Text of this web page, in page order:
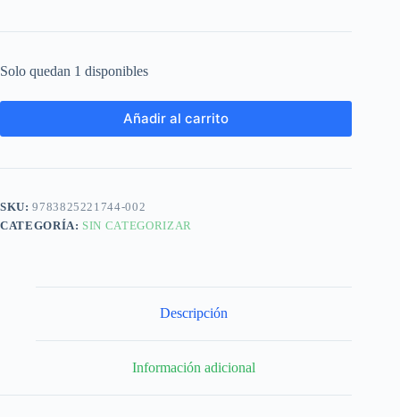
Solo quedan 1 disponibles
Añadir al carrito
SKU:9783825221744-002
CATEGORÍA: SIN CATEGORIZAR
Descripción
Información adicional